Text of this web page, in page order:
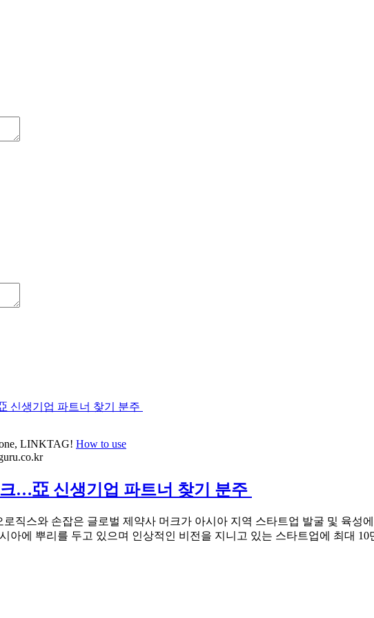
신생기업 파트너 찾기 분주
LINKTAG! How to use
…亞 신생기업 파트너 찾기 분주
직스와 손잡은 글로벌 제약사 머크가 아시아 지역 스타트업 발굴 및 육
아에 뿌리를 두고 있으며 인상적인 비전을 지니고 있는 스타트업에 최대